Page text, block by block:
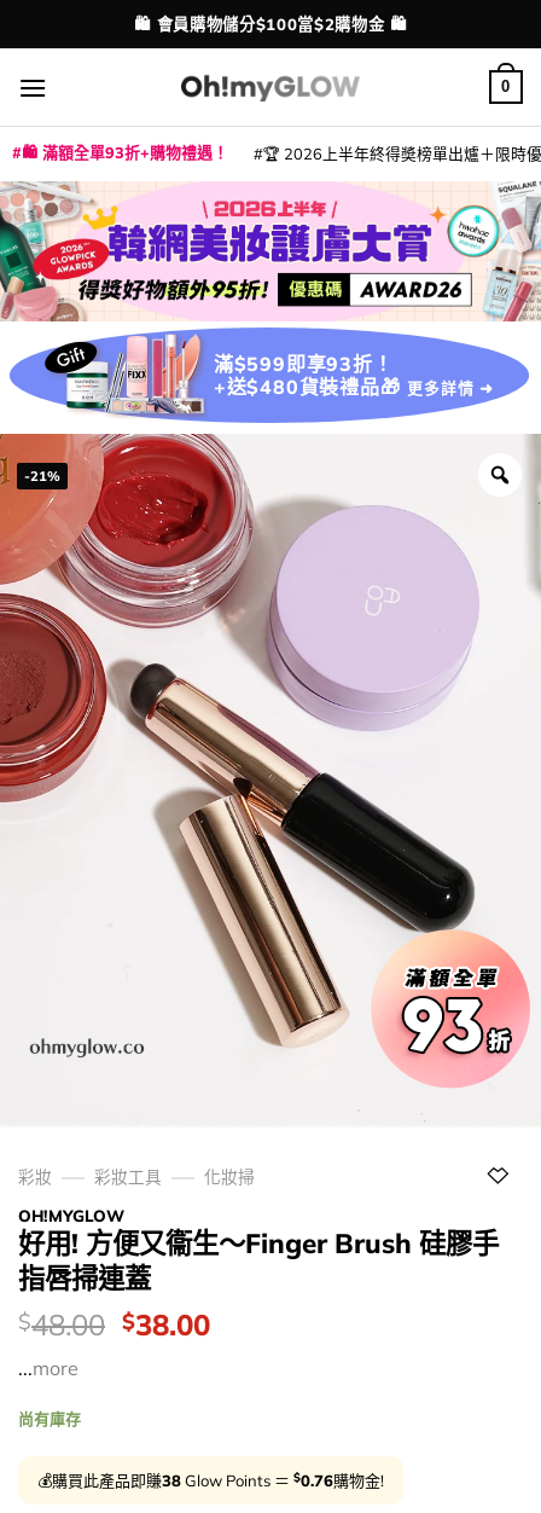
to
content
配送港澳
🛍️ 會員購物儲分$100當$2購物金 🛍️
0
🛍️ 滿額全單93折+購物禮遇！ 🏆 2026上半年終得奬榜單出爐＋限時
滿$599即享93折！
+送$480貨裝禮品🎁 更多詳情 ➜
-21%
彩妝 彩妝工具
化妝掃
OH!MYGLOW
好用! 方便又衞生～Finger Brush 硅膠手
指唇掃連蓋
價
$48.00 Original
$38.00Current
...more
尚有庫存
💰購買此產品即賺38Glow Points ＝ $0.76購物金!